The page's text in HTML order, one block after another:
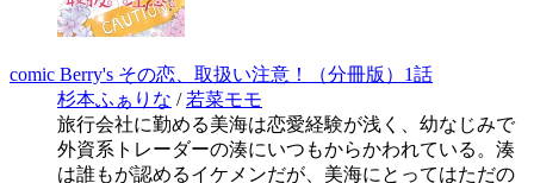
comic Berry's その恋、取扱い注意！（分冊版）1話
杉本ふぁりな / 若菜モモ
旅行会社に勤める美海は恋愛経験が浅く、幼なじみで
外資系トレーダーの湊にいつもからかわれている。湊
は誰もが認めるイケメンだが、美海にとってはただの